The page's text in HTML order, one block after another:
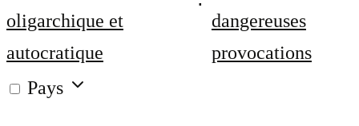
oligarchique et
autocratique
dangereuses
provocations
Pays